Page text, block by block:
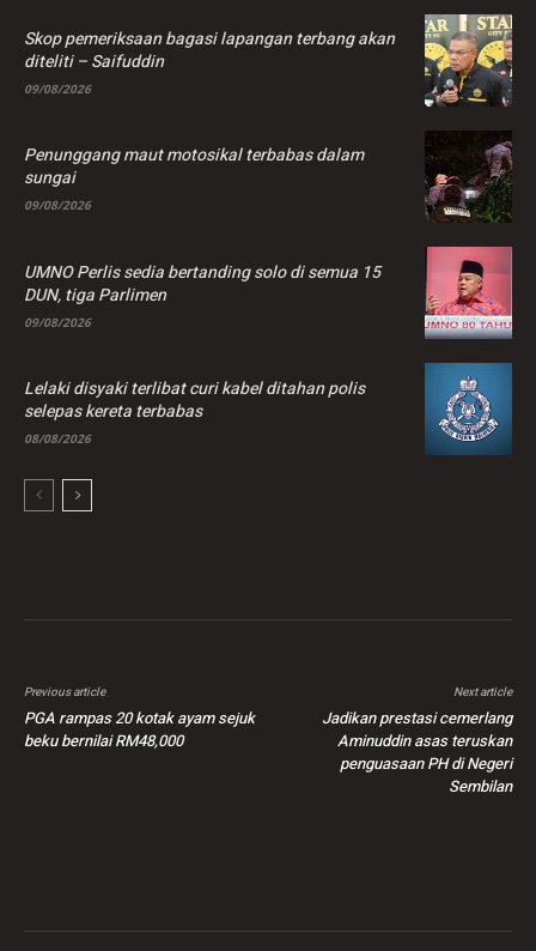
Skop pemeriksaan bagasi lapangan terbang akan
diteliti – Saifuddin
09/08/2026
Penunggang maut motosikal terbabas dalam
sungai
09/08/2026
UMNO Perlis sedia bertanding solo di semua 15
DUN, tiga Parlimen
09/08/2026
Lelaki disyaki terlibat curi kabel ditahan polis
selepas kereta terbabas
08/08/2026
Previous article
PGA rampas 20 kotak ayam sejuk
beku bernilai RM48,000
Next article
Jadikan prestasi cemerlang
Aminuddin asas teruskan
penguasaan PH di Negeri
Sembilan